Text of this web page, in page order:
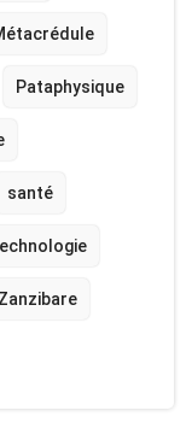
Pataphysique
santé
Zanzibare